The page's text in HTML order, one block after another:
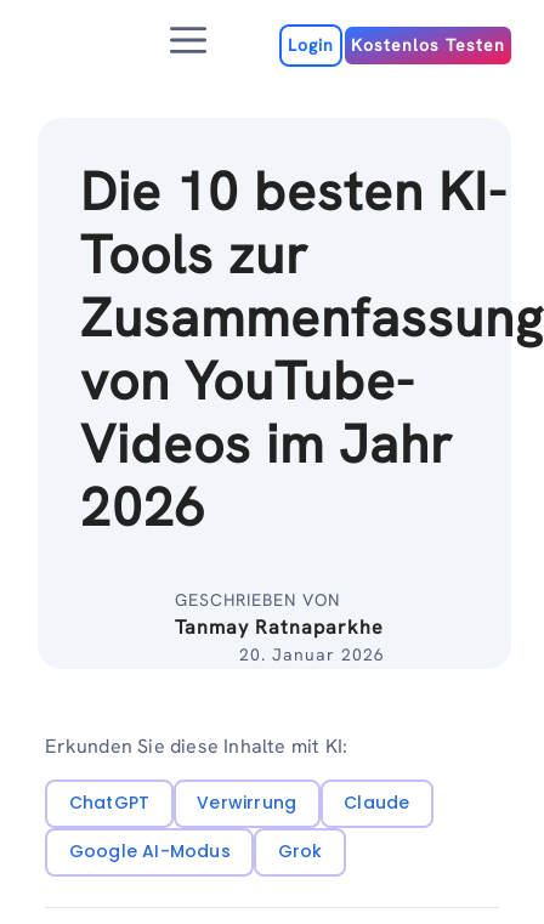
MenuLogin Kostenlos Testen
Die 10 besten KI-
Tools zur
Zusammenfassung
von YouTube-
Videos im Jahr
2026
GESCHRIEBEN VON
Tanmay Ratnaparkhe
20. Januar 2026
Erkunden Sie diese Inhalte mit KI:
ChatGPT Verwirrung
Claude
Google AI-Modus
Grok